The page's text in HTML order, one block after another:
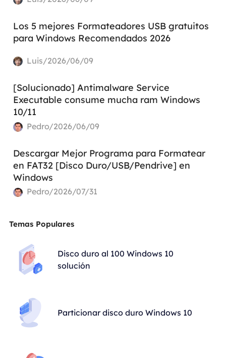
Los 5 mejores Formateadores USB gratuitos
para Windows Recomendados 2026
Luis/2026/06/09
[Solucionado] Antimalware Service
Executable consume mucha ram Windows
10/11
Pedro/2026/06/09
Descargar Mejor Programa para Formatear
en FAT32 [Disco Duro/USB/Pendrive] en
Windows
Pedro/2026/07/31
Temas Populares
Disco duro al 100 Windows 10
solución
Particionar disco duro Windows 10